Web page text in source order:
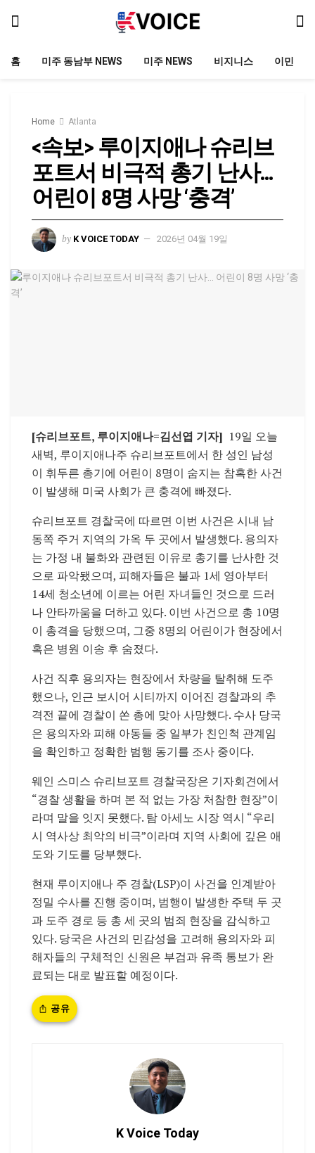
홈 미주 동남부 NEWS 미주 NEWS 비지니스 이민
Home Atlanta
<속보> 루이지애나 슈리브
포트서 비극적 총기 난사…
어린이 8명 사망 ‘충격’
by K VOICE TODAY 2026년 04월 19일
[슈리브포트, 루이지애나=김선엽 기자] 19일 오늘
새벽, 루이지애나주 슈리브포트에서 한 성인 남성
이 휘두른 총기에 어린이 8명이 숨지는 참혹한 사건
이 발생해 미국 사회가 큰 충격에 빠졌다.
슈리브포트 경찰국에 따르면 이번 사건은 시내 남
동쪽 주거 지역의 가옥 두 곳에서 발생했다. 용의자
는 가정 내 불화와 관련된 이유로 총기를 난사한 것
으로 파악됐으며, 피해자들은 불과 1세 영아부터
14세 청소년에 이르는 어린 자녀들인 것으로 드러
나 안타까움을 더하고 있다. 이번 사건으로 총 10명
이 총격을 당했으며, 그중 8명의 어린이가 현장에서
혹은 병원 이송 후 숨졌다.
사건 직후 용의자는 현장에서 차량을 탈취해 도주
했으나, 인근 보시어 시티까지 이어진 경찰과의 추
격전 끝에 경찰이 쏜 총에 맞아 사망했다. 수사 당국
은 용의자와 피해 아동들 중 일부가 친인척 관계임
을 확인하고 정확한 범행 동기를 조사 중이다.
웨인 스미스 슈리브포트 경찰국장은 기자회견에서
“경찰 생활을 하며 본 적 없는 가장 처참한 현장”이
라며 말을 잇지 못했다. 탐 아세노 시장 역시 “우리
시 역사상 최악의 비극”이라며 지역 사회에 깊은 애
도와 기도를 당부했다.
현재 루이지애나 주 경찰(LSP)이 사건을 인계받아
정밀 수사를 진행 중이며, 범행이 발생한 주택 두 곳
과 도주 경로 등 총 세 곳의 범죄 현장을 감식하고
있다. 당국은 사건의 민감성을 고려해 용의자와 피
해자들의 구체적인 신원은 부검과 유족 통보가 완
료되는 대로 발표할 예정이다.
공유
K Voice Today